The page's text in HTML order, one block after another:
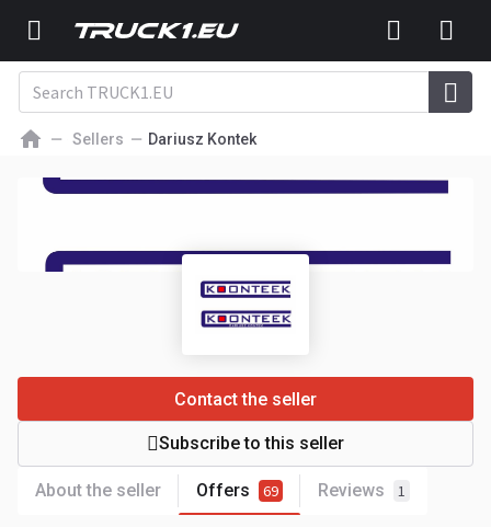
Sellers Dariusz Kontek
About the seller Offers 69 Reviews 1
Contact the seller
Subscribe to this seller